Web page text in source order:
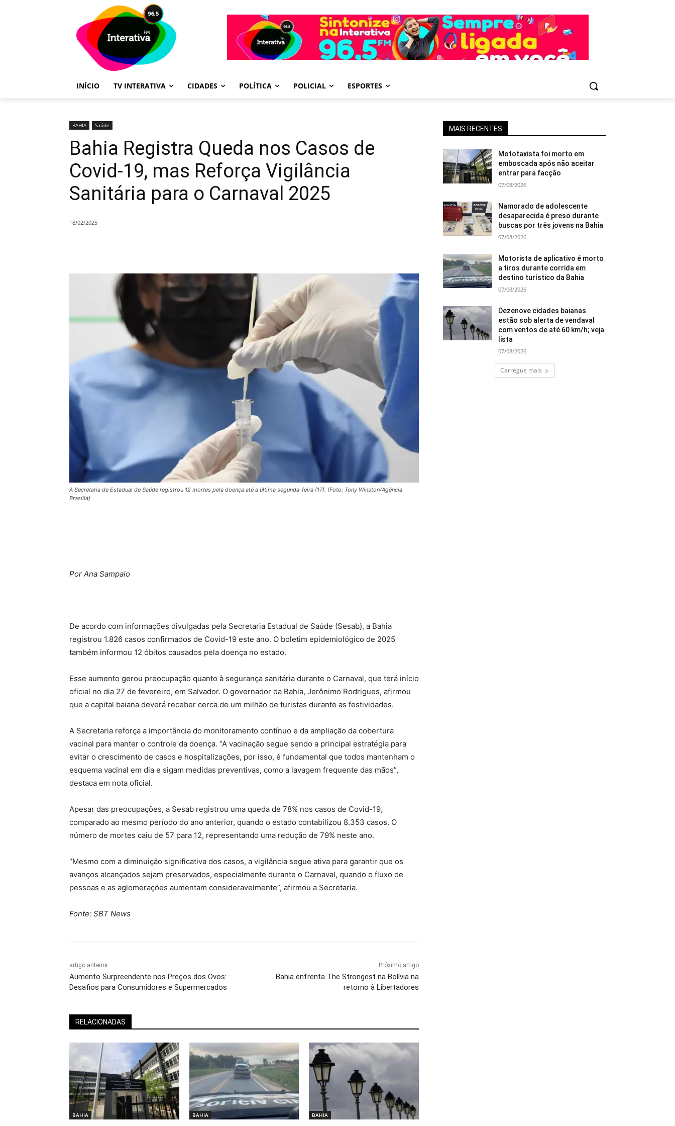
INÍCIO TV INTERATIVA CIDADES POLÍTICA POLICIAL ESPORTES
BAHIA Saúde
Bahia Registra Queda nos Casos de
Covid-19, mas Reforça Vigilância
Sanitária para o Carnaval 2025
18/02/2025
A Secretaria de Estadual de Saúde registrou 12 mortes pela doença até a última segunda-feira (17). (Foto: Tony Winston/Agência
Brasília)
Por Ana Sampaio
De acordo com informações divulgadas pela Secretaria Estadual de Saúde (Sesab), a Bahia
registrou 1.826 casos confirmados de Covid-19 este ano. O boletim epidemiológico de 2025
também informou 12 óbitos causados pela doença no estado.
Esse aumento gerou preocupação quanto à segurança sanitária durante o Carnaval, que terá início
oficial no dia 27 de fevereiro, em Salvador. O governador da Bahia, Jerônimo Rodrigues, afirmou
que a capital baiana deverá receber cerca de um milhão de turistas durante as festividades.
A Secretaria reforça a importância do monitoramento contínuo e da ampliação da cobertura
vacinal para manter o controle da doença. “A vacinação segue sendo a principal estratégia para
evitar o crescimento de casos e hospitalizações, por isso, é fundamental que todos mantenham o
esquema vacinal em dia e sigam medidas preventivas, como a lavagem frequente das mãos”,
destaca em nota oficial.
Apesar das preocupações, a Sesab registrou uma queda de 78% nos casos de Covid-19,
comparado ao mesmo período do ano anterior, quando o estado contabilizou 8.353 casos. O
número de mortes caiu de 57 para 12, representando uma redução de 79% neste ano.
“Mesmo com a diminuição significativa dos casos, a vigilância segue ativa para garantir que os
avanços alcançados sejam preservados, especialmente durante o Carnaval, quando o fluxo de
pessoas e as aglomerações aumentam consideravelmente”, afirmou a Secretaria.
Fonte: SBT News
artigo anterior
Aumento Surpreendente nos Preços dos Ovos:
Desafios para Consumidores e Supermercados
Próximo artigo
Bahia enfrenta The Strongest na Bolívia na
retorno à Libertadores
RELACIONADAS
BAHIA BAHIA BAHIA
MAIS RECENTES
Mototaxista foi morto em
emboscada após não aceitar
entrar para facção
07/08/2026
Namorado de adolescente
desaparecida é preso durante
buscas por três jovens na Bahia
07/08/2026
Motorista de aplicativo é morto
a tiros durante corrida em
destino turístico da Bahia
07/08/2026
Dezenove cidades baianas
estão sob alerta de vendaval
com ventos de até 60 km/h; veja
lista
07/08/2026
Carregue mais